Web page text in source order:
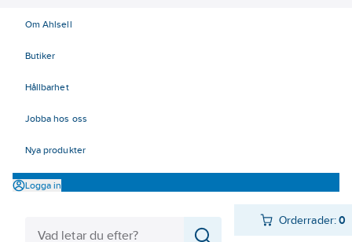
Om Ahlsell
Butiker
Hållbarhet
Jobba hos oss
Nya produkter
Logga in
Orderrader:0